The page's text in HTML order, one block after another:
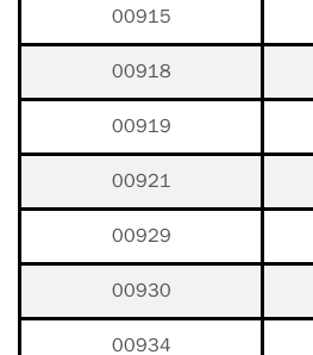
00915
00918
00919
00921
00929
00930
00934